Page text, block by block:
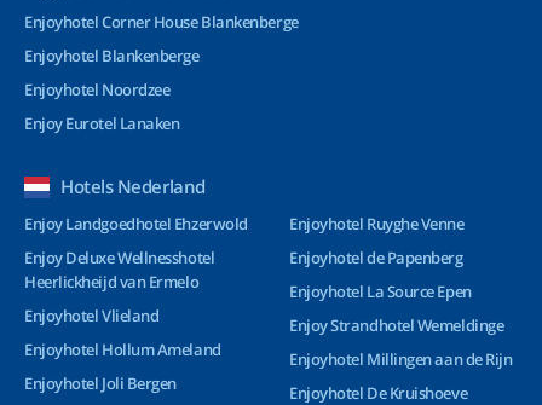
Enjoyhotel Corner House Blankenberge
Enjoyhotel Blankenberge
Enjoyhotel Noordzee
Enjoy Eurotel Lanaken
Hotels Nederland
Enjoy Landgoedhotel Ehzerwold
Enjoy Deluxe Wellnesshotel
Heerlickheijd van Ermelo
Enjoyhotel Vlieland
Enjoyhotel Hollum Ameland
Enjoyhotel Joli Bergen
Enjoyhotel Ruyghe Venne
Enjoyhotel de Papenberg
Enjoyhotel La Source Epen
Enjoy Strandhotel Wemeldinge
Enjoyhotel Millingen aan de Rijn
Enjoyhotel De Kruishoeve